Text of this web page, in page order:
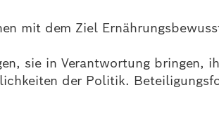
mit dem Ziel
sie in Verantwortung bringen,
der Politik.